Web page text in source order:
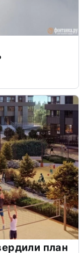
план